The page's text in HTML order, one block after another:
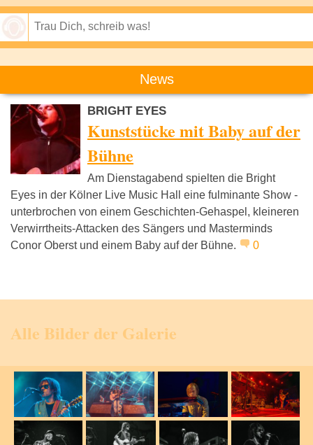
News
BRIGHT EYES
Kunststücke mit Baby auf der
Bühne
Am Dienstagabend spielten die Bright
Eyes in der Kölner Live Music Hall eine fulminante Show -
unterbrochen von einem Geschichten-Gehaspel, kleineren
Verwirrtheits-Attacken des Sängers und Masterminds
Conor Oberst und einem Baby auf der Bühne.
0
Alle Bilder der Galerie